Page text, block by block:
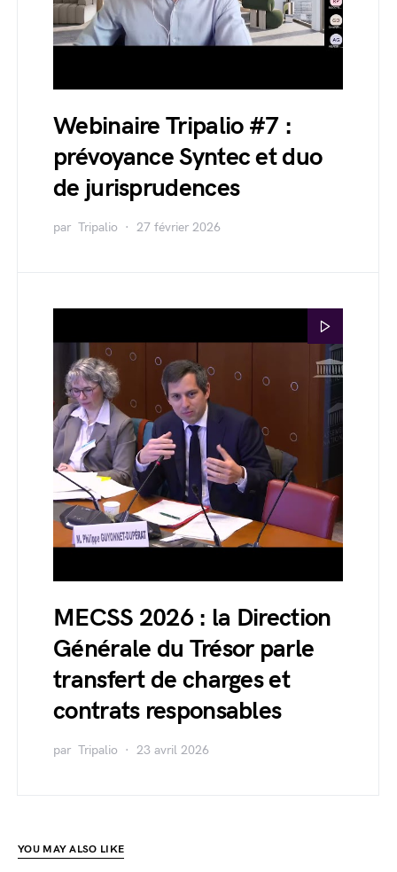
Webinaire Tripalio #7 :
prévoyance Syntec et duo
de jurisprudences
par Tripalio 27 février 2026
MECSS 2026 : la Direction
Générale du Trésor parle
transfert de charges et
contrats responsables
par Tripalio 23 avril 2026
YOU MAY ALSO LIKE